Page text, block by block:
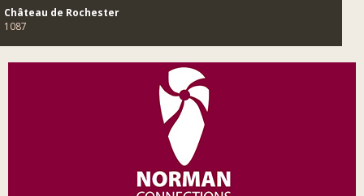
Château de Rochester
1087